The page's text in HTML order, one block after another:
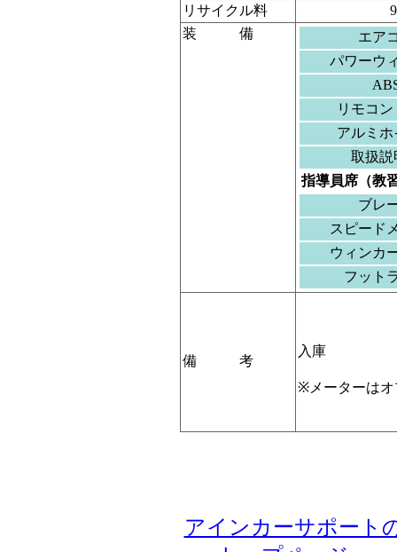
リサイクル料
装 備
エア
パワーウ
リモコ
アルミ
取扱説
指導員席（教
ブレ
スピード
ウィンカ
フット
備 考
入庫
※メーターはオ
アインカーサポート